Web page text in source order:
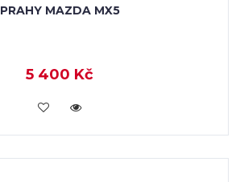
PRAHY MAZDA MX5
5 400 Kč
KOUPIT